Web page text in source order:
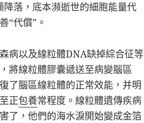
落，底本瀕逝世的細胞能量代
善“代償”。
病以及線粒體DNA缺掉綜合征等
將線粒體膠囊遞送至病變腦區
了腦區線粒體的正常效能，并明
正包養常程度。線粒體遺傳疾病
了，他們的海水淚開始變成金箔